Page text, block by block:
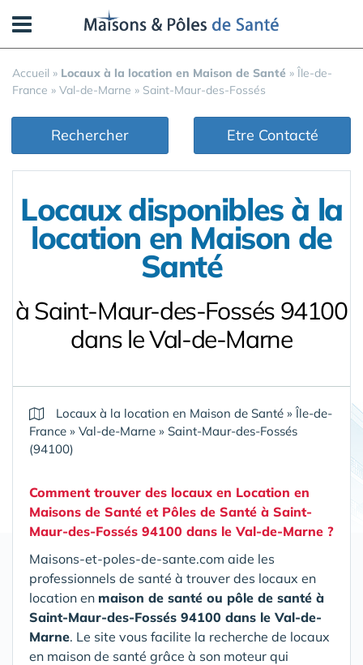
Accueil » Locaux à la location en Maison de Santé » Île-de-
France » Val-de-Marne » Saint-Maur-des-Fossés
Rechercher Etre Contacté
Locaux disponibles à la
location en Maison de
Santé
à Saint-Maur-des-Fossés 94100
dans le Val-de-Marne
Locaux à la location en Maison de Santé »Île-de-
France » Val-de-Marne » Saint-Maur-des-Fossés
(94100)
Comment trouver des locaux en Location en
Maisons de Santé et Pôles de Santé à Saint-
Maur-des-Fossés 94100 dans le Val-de-Marne ?
Maisons-et-poles-de-sante.com aide les
professionnels de santé à trouver des locaux en
location en maison de santé ou pôle de santé à
Saint-Maur-des-Fossés 94100 dans le Val-de-
Marne. Le site vous facilite la recherche de locaux
en maison de santé grâce à son moteur qui
Panneau de gestion des cookies